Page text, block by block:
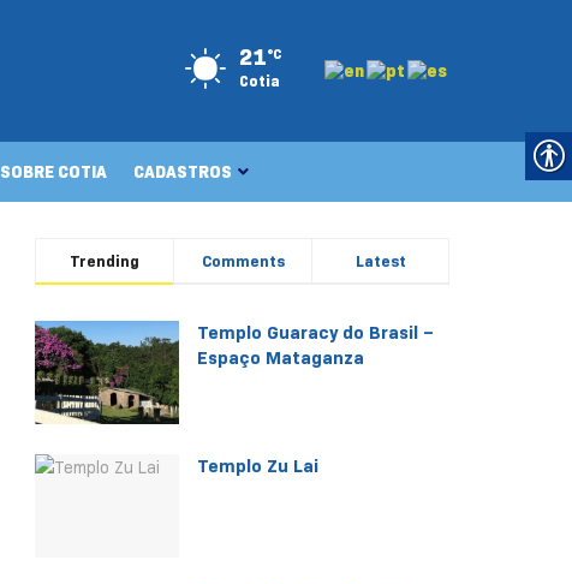
21°C
Cotia
SOBRE COTIA CADASTROS
Trending Comments Latest
Templo Guaracy do Brasil –
Espaço Mataganza
Templo Zu Lai